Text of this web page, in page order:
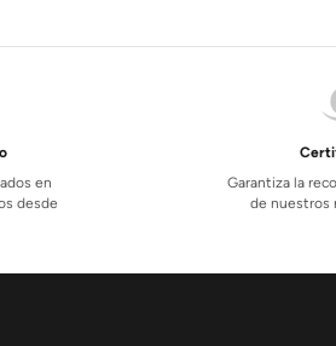
en
desde
Garantiza la
de nuestros